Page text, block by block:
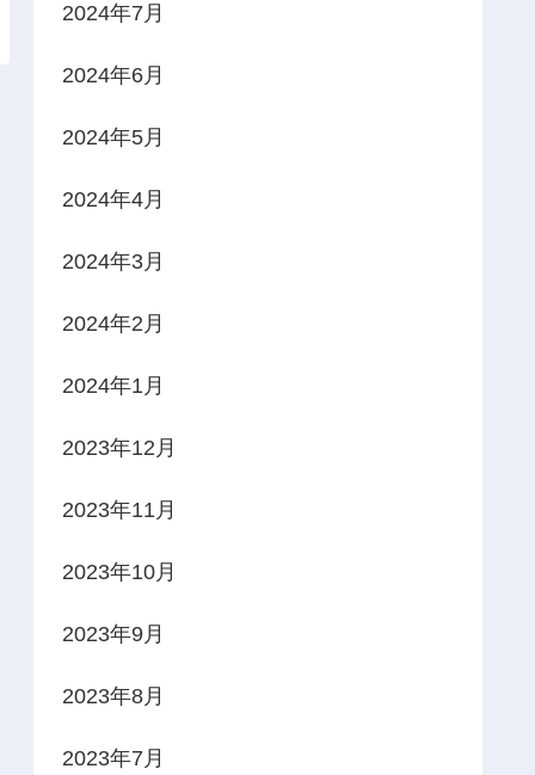
2024年7月
2024年6月
2024年5月
2024年4月
2024年3月
2024年2月
2024年1月
2023年12月
2023年11月
2023年10月
2023年9月
2023年8月
2023年7月